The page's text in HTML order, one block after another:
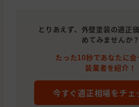
とりあえず、外壁塗装の適正
めてみませんか？
たった10秒であなたに会
装業者を紹介！
今すぐ適正相場をチェ